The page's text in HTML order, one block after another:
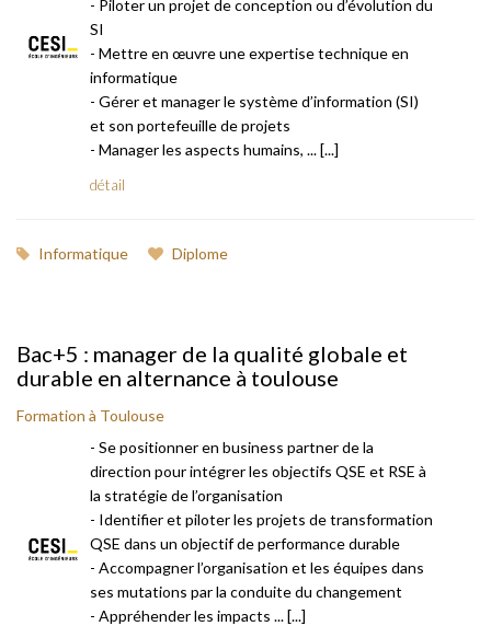
- Piloter un projet de conception ou d’évolution du
SI
- Mettre en œuvre une expertise technique en
informatique
- Gérer et manager le système d’information (SI)
et son portefeuille de projets
- Manager les aspects humains, ... [...]
détail
Informatique Diplome
Bac+5 : manager de la qualité globale et
durable en alternance à toulouse
Formation à Toulouse
- Se positionner en business partner de la
direction pour intégrer les objectifs QSE et RSE à
la stratégie de l’organisation
- Identifier et piloter les projets de transformation
QSE dans un objectif de performance durable
- Accompagner l’organisation et les équipes dans
ses mutations par la conduite du changement
- Appréhender les impacts ... [...]